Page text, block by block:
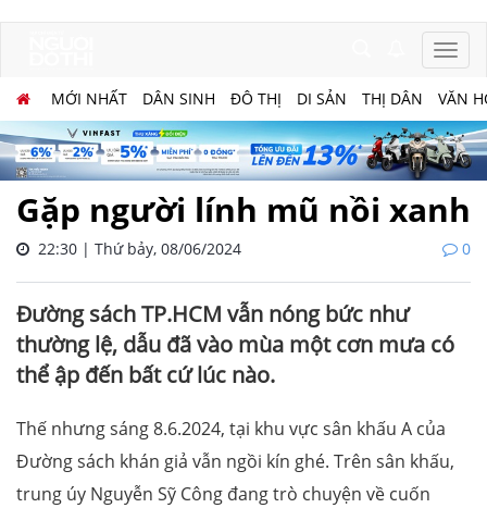
MỚI NHẤT DÂN SINH ĐÔ THỊ DI SẢN THỊ DÂN VĂN
Gặp người lính mũ nồi xanh
22:30 | Thứ bảy, 08/06/2024 0
Đường sách TP.HCM vẫn nóng bức như
thường lệ, dẫu đã vào mùa một cơn mưa có
thể ập đến bất cứ lúc nào.
Thế nhưng sáng 8.6.2024, tại khu vực sân khấu A của
Đường sách khán giả vẫn ngồi kín ghé. Trên sân khấu,
trung úy Nguyễn Sỹ Công đang trò chuyện về cuốn